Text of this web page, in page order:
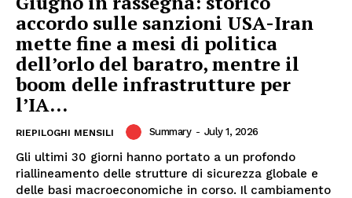
accordo sulle sanzioni USA-Iran
mette fine a mesi di politica
dell’orlo del baratro, mentre il
boom delle infrastrutture per
l’IA...
RIEPILOGHI MENSILI Summary - July 1, 2026
Gli ultimi 30 giorni hanno portato a un profondo
riallineamento delle strutture di sicurezza globale e
delle basi macroeconomiche in corso. Il cambiamento